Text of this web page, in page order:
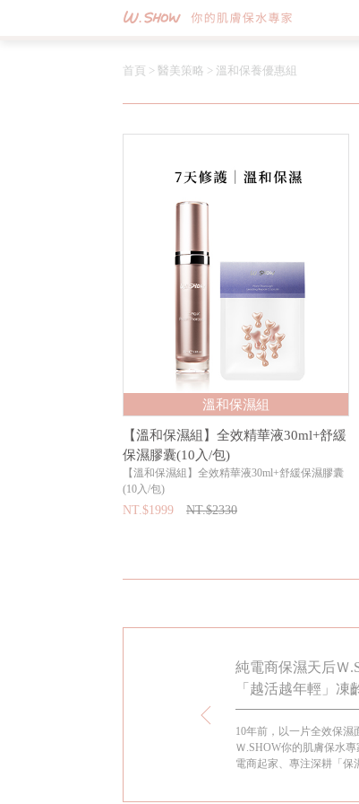
首頁 > 醫美策略 > 溫和保養優惠組
溫和保濕組
【溫和保濕組】全效精華液30ml+舒緩
保濕膠囊(10入/包)
【溫和保濕組】全效精華液30ml+舒緩保濕膠囊
(10入/包)
NT.$1999 NT.$2330
純電商保濕天后Ｗ
「越活越年輕」凍
兒的傳家寶
10年前，以一片全效保
Ｗ.SHOW你的肌膚保水
電商起家、專注深耕「保